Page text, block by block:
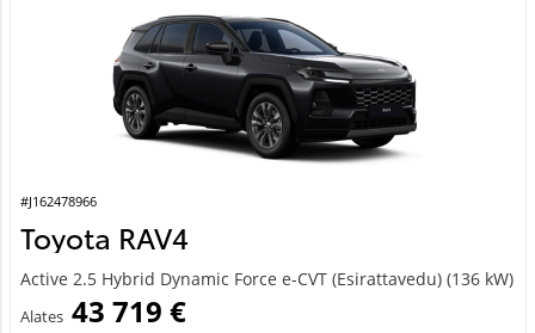
#J162478966
Toyota RAV4
Active 2.5 Hybrid Dynamic Force e-CVT (Esirattavedu) (136 kW)
Alates 43 719 €